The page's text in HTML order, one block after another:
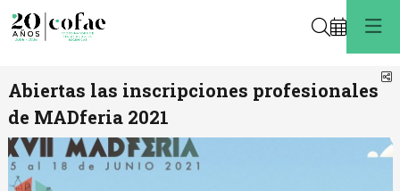
Buscar
Abiertas las inscripciones profesionales
de MADferia 2021